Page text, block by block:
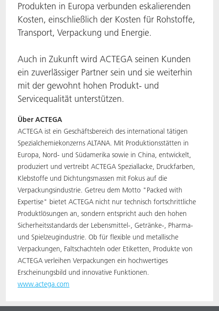
Produkten in Europa verbunden eskalierenden
Kosten, einschließlich der Kosten für Rohstoffe,
Transport, Verpackung und Energie.
Auch in Zukunft wird ACTEGA seinen Kunden
ein zuverlässiger Partner sein und sie weiterhin
mit der gewohnt hohen Produkt- und
Servicequalität unterstützen.
Über ACTEGA
ACTEGA ist ein Geschäftsbereich des international tätigen
Spezialchemiekonzerns ALTANA. Mit Produktionsstätten in
Europa, Nord- und Südamerika sowie in China, entwickelt,
produziert und vertreibt ACTEGA Speziallacke, Druckfarben,
Klebstoffe und Dichtungsmassen mit Fokus auf die
Verpackungsindustrie. Getreu dem Motto "Packed with
Expertise" bietet ACTEGA nicht nur technisch fortschrittliche
Produktlösungen an, sondern entspricht auch den hohen
Sicherheitsstandards der Lebensmittel-, Getränke-, Pharma-
und Spielzeugindustrie. Ob für flexible und metallische
Verpackungen, Faltschachteln oder Etiketten, Produkte von
ACTEGA verleihen Verpackungen ein hochwertiges
Erscheinungsbild und innovative Funktionen.
www.actega.com
PakSafe
PROVALIN
WESSCO